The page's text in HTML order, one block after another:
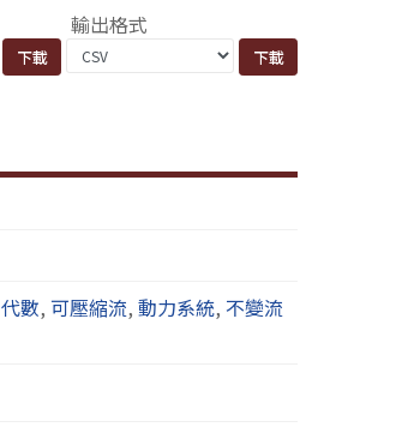
輸出格式
代數, 可壓縮流, 動力系統, 不變流